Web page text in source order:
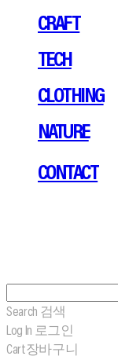
CRAFT
TECH
CLOTHING
NATURE
CONTACT
Search 검색
Log In 로그인
Cart장바구니